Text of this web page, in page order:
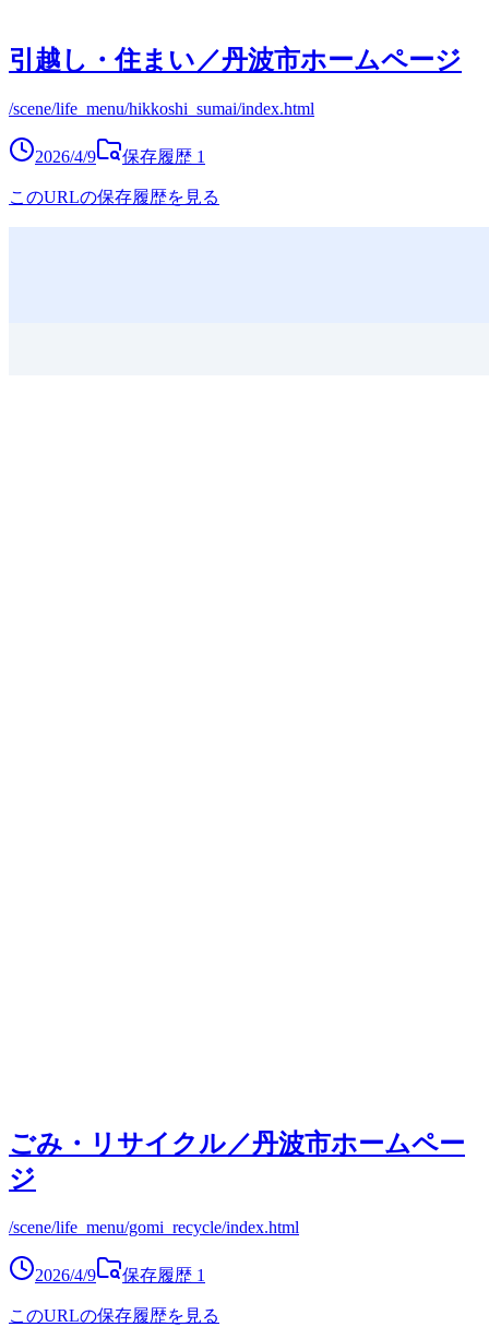
引越し・住まい／丹波市ホームページ
/scene/life_menu/hikkoshi_sumai/index.html
2026/4/9 保存履歴 1
このURLの保存履歴を見る
ごみ・リサイクル／丹波市ホームペー
ジ
/scene/life_menu/gomi_recycle/index.html
2026/4/9 保存履歴 1
このURLの保存履歴を見る